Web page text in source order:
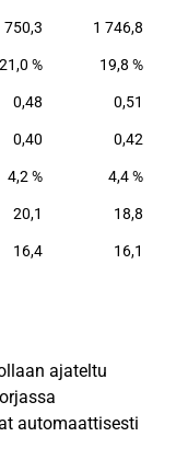
myös
750,3 1 746,8
21,0 % 19,8 %
0,48 0,51
0,40 0,42
4,2 % 4,4 %
20,1 18,8
16,4 16,1
ajateltu
automaattisesti